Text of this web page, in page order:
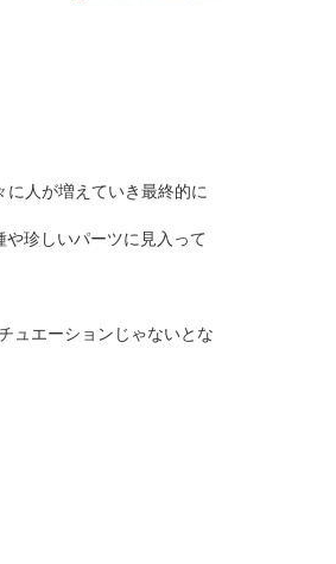
人が増えていき最終的に
珍しいパーツに見入って
ュエーションじゃないとな